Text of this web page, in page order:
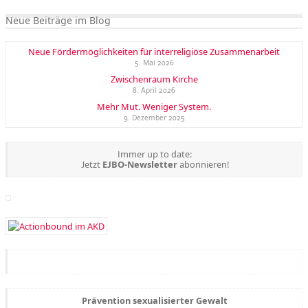
Neue Beiträge im Blog
Neue Fördermöglichkeiten für interreligiöse Zusammenarbeit
5. Mai 2026
Zwischenraum Kirche
8. April 2026
Mehr Mut. Weniger System.
9. Dezember 2025
Immer up to date:
Jetzt EJBO-Newsletterabonnieren!
Prävention sexualisierter Gewalt